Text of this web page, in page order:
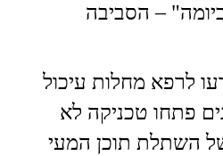
– הסביבה
לרפא מחלות עיכול
פתחו טכניקה לא
השתלת תוכן המעי